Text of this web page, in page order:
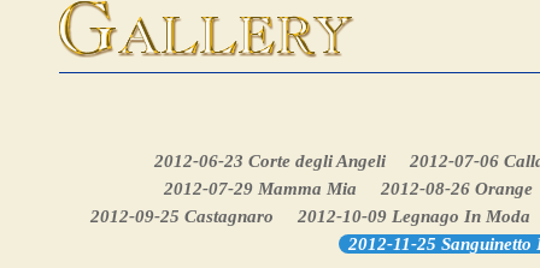
2012-06-23 Corte degli Angeli
2012-07-06
2012-07-29 Mamma Mia
2012-08-26 Orange
2012-09-25 Castagnaro
2012-10-09 Legnago In Moda
2012-11-25